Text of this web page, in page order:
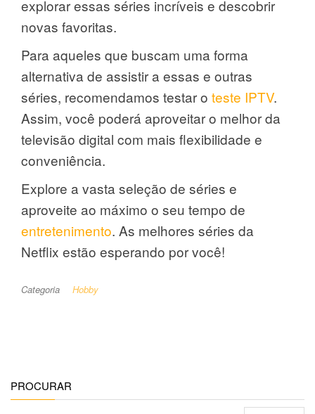
explorar essas séries incríveis e descobrir
novas favoritas.
Para aqueles que buscam uma forma
alternativa de assistir a essas e outras
séries, recomendamos testar o teste IPTV.
Assim, você poderá aproveitar o melhor da
televisão digital com mais flexibilidade e
conveniência.
Explore a vasta seleção de séries e
aproveite ao máximo o seu tempo de
entretenimento. As melhores séries da
Netflix estão esperando por você!
Categoria Hobby
PROCURAR